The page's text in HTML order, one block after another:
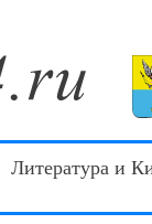
Литература и